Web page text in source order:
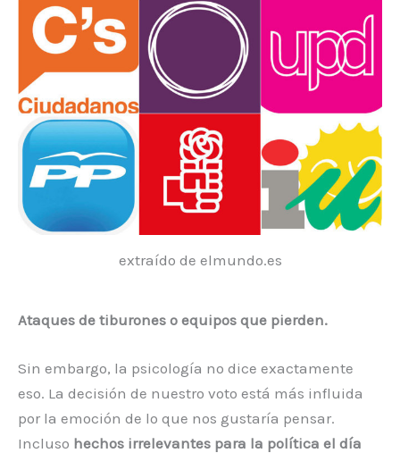
extraído de elmundo.es
Ataques de tiburones o equipos que pierden.
Sin embargo, la psicología no dice exactamente
eso. La decisión de nuestro voto está más influida
por la emoción de lo que nos gustaría pensar.
Incluso hechos irrelevantes para la política el día